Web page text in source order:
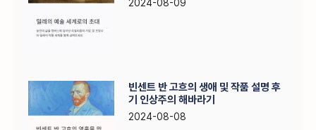
2024-08-09
빈센트 반 고흐의 생애 및 작품 설명 후
기 인상주의 해바라기
2024-08-08